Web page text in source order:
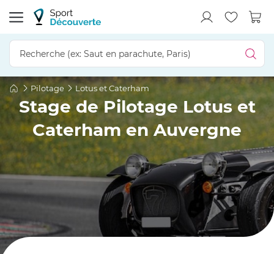
Pilotage Lotus et Caterham
Stage de Pilotage Lotus et
Caterham en Auvergne